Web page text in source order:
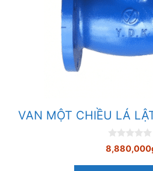
VAN MỘT CHIỀU LÁ
0
n
8,880,000